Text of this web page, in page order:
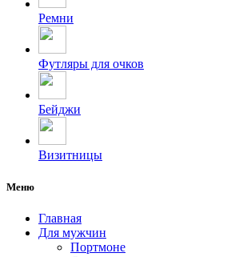
Ремни
Футляры для очков
Бейджи
Визитницы
Меню
Главная
Для мужчин
Портмоне